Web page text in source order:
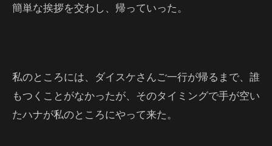
簡単な挨拶を交わし、帰っていった。
私のところには、ダイスケさんご一行が帰るまで、誰
もつくことがなかったが、そのタイミングで手が空い
たハナが私のところにやって来た。